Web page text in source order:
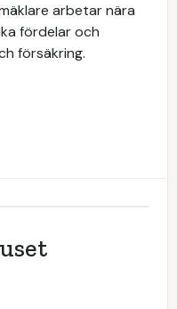
arbetar nära
fördelar och
försäkring.